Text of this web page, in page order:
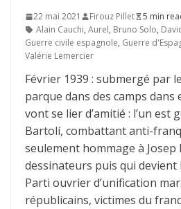
22 mai 2021 Firouz Pillet
5 min
Alain Cauchi, Aurel, Bruno Solo,
Guerre civile espagnole, Guerre
Valérie Lemercier
Février 1939 : submergé par
parque dans des camps dans
vont se lier d’amitié : l’un est
Bartolí, combattant anti-
seulement hommage à
dessinateurs puis qui devient
Parti ouvrier d’unification
républicains, victimes du